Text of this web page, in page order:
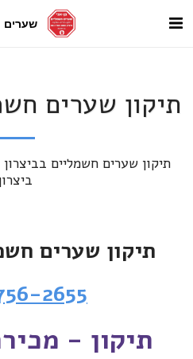
שערים
תיקון שערים
תיקון שערים
2655
תיקון -